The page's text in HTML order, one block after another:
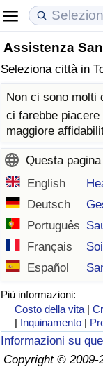
Assistenza
Seleziona città in
Non ci sono molti
ci farebbe
maggiore
Questa
English
Deutsch
Português
Français
Español
Più informazioni:
Costo della vita |
| Inquinamento |
Informazioni su
Copyright © 2009-
Costo della vita
Indice Del
Indice del Costo
ad Aqaba
Prezzi degli
Indice del
Indice del
Qualità della Vita
Indice della
Indice della
Criminalità
Indice del Tasso
Indice della
Indice di
Assistenza